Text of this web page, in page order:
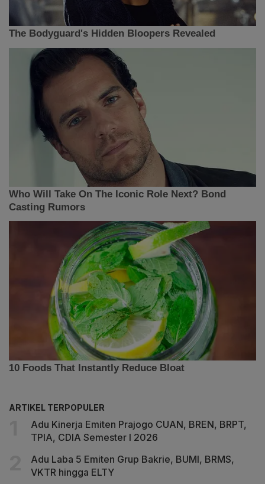
ARTIKEL TERPOPULER
Adu Kinerja Emiten Prajogo CUAN, BREN, BRPT,
TPIA, CDIA Semester I 2026
Adu Laba 5 Emiten Grup Bakrie, BUMI, BRMS,
VKTR hingga ELTY